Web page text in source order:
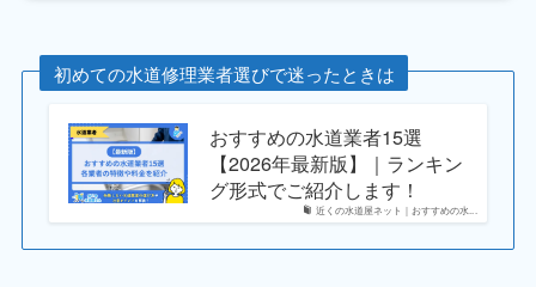
初めての水道修理業者選びで迷ったときは
近くの水道屋ネット｜おすすめの水...
おすすめの水道業者15選
【2026年最新版】｜ランキン
グ形式でご紹介します！